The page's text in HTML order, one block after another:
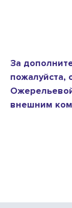
За
пожалуйста,
внешним